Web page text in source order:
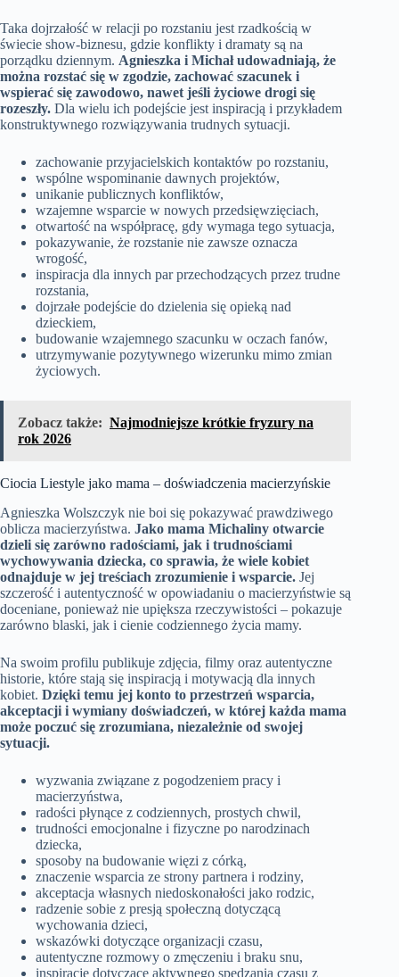
Taka dojrzałość w relacji po rozstaniu jest rzadkością w
świecie show-biznesu, gdzie konflikty i dramaty są na
porządku dziennym. Agnieszka i Michał udowadniają, że
można rozstać się w zgodzie, zachować szacunek i
wspierać się zawodowo, nawet jeśli życiowe drogi się
rozeszły. Dla wielu ich podejście jest inspiracją i przykładem
konstruktywnego rozwiązywania trudnych sytuacji.
zachowanie przyjacielskich kontaktów po rozstaniu,
wspólne wspominanie dawnych projektów,
unikanie publicznych konfliktów,
wzajemne wsparcie w nowych przedsięwzięciach,
otwartość na współpracę, gdy wymaga tego sytuacja,
pokazywanie, że rozstanie nie zawsze oznacza
wrogość,
inspiracja dla innych par przechodzących przez trudne
rozstania,
dojrzałe podejście do dzielenia się opieką nad
dzieckiem,
budowanie wzajemnego szacunku w oczach fanów,
utrzymywanie pozytywnego wizerunku mimo zmian
życiowych.
Zobacz także: Najmodniejsze krótkie fryzury na
rok 2026
Ciocia Liestyle jako mama – doświadczenia macierzyńskie
Agnieszka Wolszczyk nie boi się pokazywać prawdziwego
oblicza macierzyństwa. Jako mama Michaliny otwarcie
dzieli się zarówno radościami, jak i trudnościami
wychowywania dziecka, co sprawia, że wiele kobiet
odnajduje w jej treściach zrozumienie i wsparcie. Jej
szczerość i autentyczność w opowiadaniu o macierzyństwie są
doceniane, ponieważ nie upiększa rzeczywistości – pokazuje
zarówno blaski, jak i cienie codziennego życia mamy.
Na swoim profilu publikuje zdjęcia, filmy oraz autentyczne
historie, które stają się inspiracją i motywacją dla innych
kobiet. Dzięki temu jej konto to przestrzeń wsparcia,
akceptacji i wymiany doświadczeń, w której każda mama
może poczuć się zrozumiana, niezależnie od swojej
sytuacji.
wyzwania związane z pogodzeniem pracy i
macierzyństwa,
radości płynące z codziennych, prostych chwil,
trudności emocjonalne i fizyczne po narodzinach
dziecka,
sposoby na budowanie więzi z córką,
znaczenie wsparcia ze strony partnera i rodziny,
akceptacja własnych niedoskonałości jako rodzic,
radzenie sobie z presją społeczną dotyczącą
wychowania dzieci,
wskazówki dotyczące organizacji czasu,
autentyczne rozmowy o zmęczeniu i braku snu,
inspiracje dotyczące aktywnego spędzania czasu z